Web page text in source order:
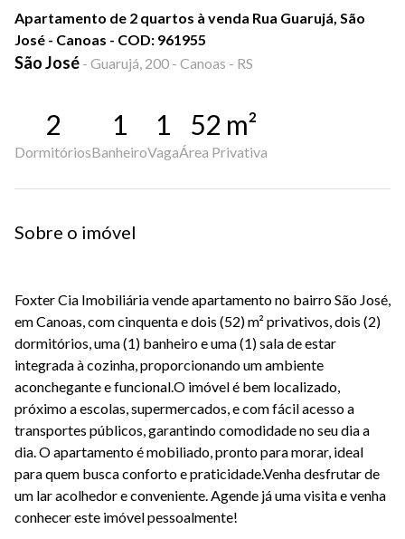
Apartamento de 2 quartos à venda Rua Guarujá, São
José - Canoas - COD: 961955
São José - Guarujá, 200 - Canoas - RS
2
Dormitórios
1
Banheiro
1
Vaga
52 m²
Área Privativa
Sobre o imóvel
Foxter Cia Imobiliária vende apartamento no bairro São José,
em Canoas, com cinquenta e dois (52) m² privativos, dois (2)
dormitórios, uma (1) banheiro e uma (1) sala de estar
integrada à cozinha, proporcionando um ambiente
aconchegante e funcional.O imóvel é bem localizado,
próximo a escolas, supermercados, e com fácil acesso a
transportes públicos, garantindo comodidade no seu dia a
dia. O apartamento é mobiliado, pronto para morar, ideal
para quem busca conforto e praticidade.Venha desfrutar de
um lar acolhedor e conveniente. Agende já uma visita e venha
conhecer este imóvel pessoalmente!